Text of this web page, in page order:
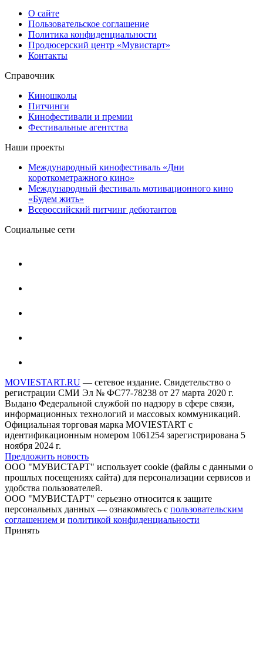
О сайте
Пользовательское соглашение
Политика конфиденциальности
Продюсерский центр «Мувистарт»
Контакты
Справочник
Киношколы
Питчинги
Кинофестивали и премии
Фестивальные агентства
Наши проекты
Международный кинофестиваль «Дни
короткометражного кино»
Международный фестиваль мотивационного кино
«Будем жить»
Всероссийский питчинг дебютантов
Социальные сети
MOVIESTART.RU — сетевое издание. Свидетельство о
регистрации СМИ Эл № ФС77-78238 от 27 марта 2020 г.
Выдано Федеральной службой по надзору в сфере связи,
информационных технологий и массовых коммуникаций.
Официальная торговая марка MOVIESTART с
идентификационным номером 1061254 зарегистрирована 5
ноября 2024 г.
Предложить новость
ООО "МУВИСТАРТ" использует cookie (файлы с данными о
прошлых посещениях сайта) для персонализации сервисов и
удобства пользователей.
ООО "МУВИСТАРТ" серьезно относится к защите
персональных данных — ознакомьтесь с пользовательским
соглашением и политикой конфиденциальности
Принять